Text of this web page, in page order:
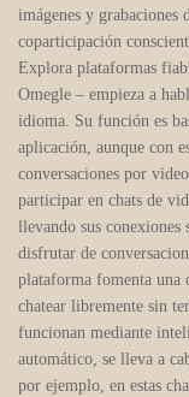
imágenes y grabaciones
coparticipación
Explora plataformas
Omegle – empieza a
idioma. Su función es
aplicación, aunque con
conversaciones por
participar en chats de
llevando sus conexiones
disfrutar de
plataforma fomenta una
chatear libremente sin
funcionan mediante
automático, se lleva a
por ejemplo, en estas